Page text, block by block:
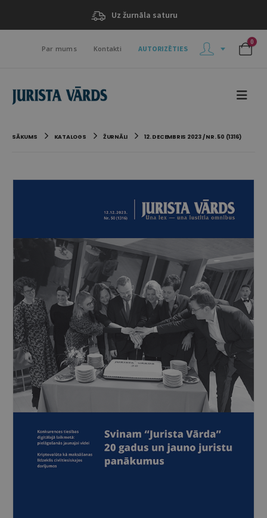
Uz žurnāla saturu
Par mums Kontakti AUTORIZĒTIES
0
SĀKUMS KATALOGS ŽURNĀLI 12. DECEMBRIS 2023 / NR. 50 (1316)